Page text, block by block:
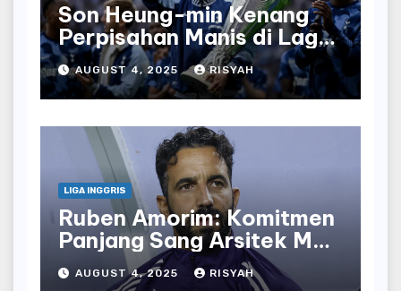
Son Heung-min Kenang
Perpisahan Manis di Laga
Terakhir Bersama
Tottenham
AUGUST 4, 2025 RISYAH
LIGA INGGRIS
Ruben Amorim: Komitmen
Panjang Sang Arsitek Man
United
AUGUST 4, 2025 RISYAH